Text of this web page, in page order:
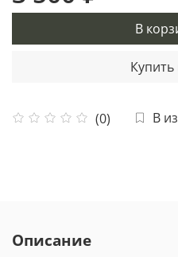
(0) В
В
Купить
Описание